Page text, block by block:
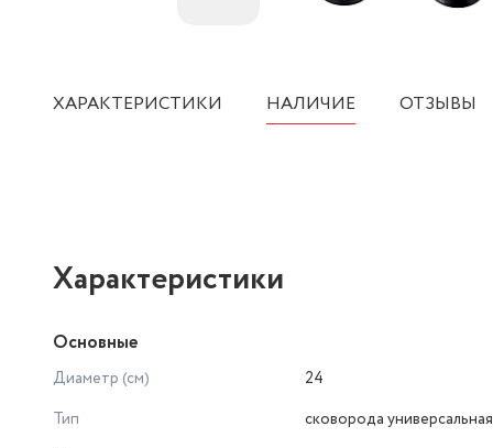
ХАРАКТЕРИСТИКИ НАЛИЧИЕ ОТЗЫВЫ
Характеристики
Основные
Диаметр (см)
24
Тип
сковорода универсальная